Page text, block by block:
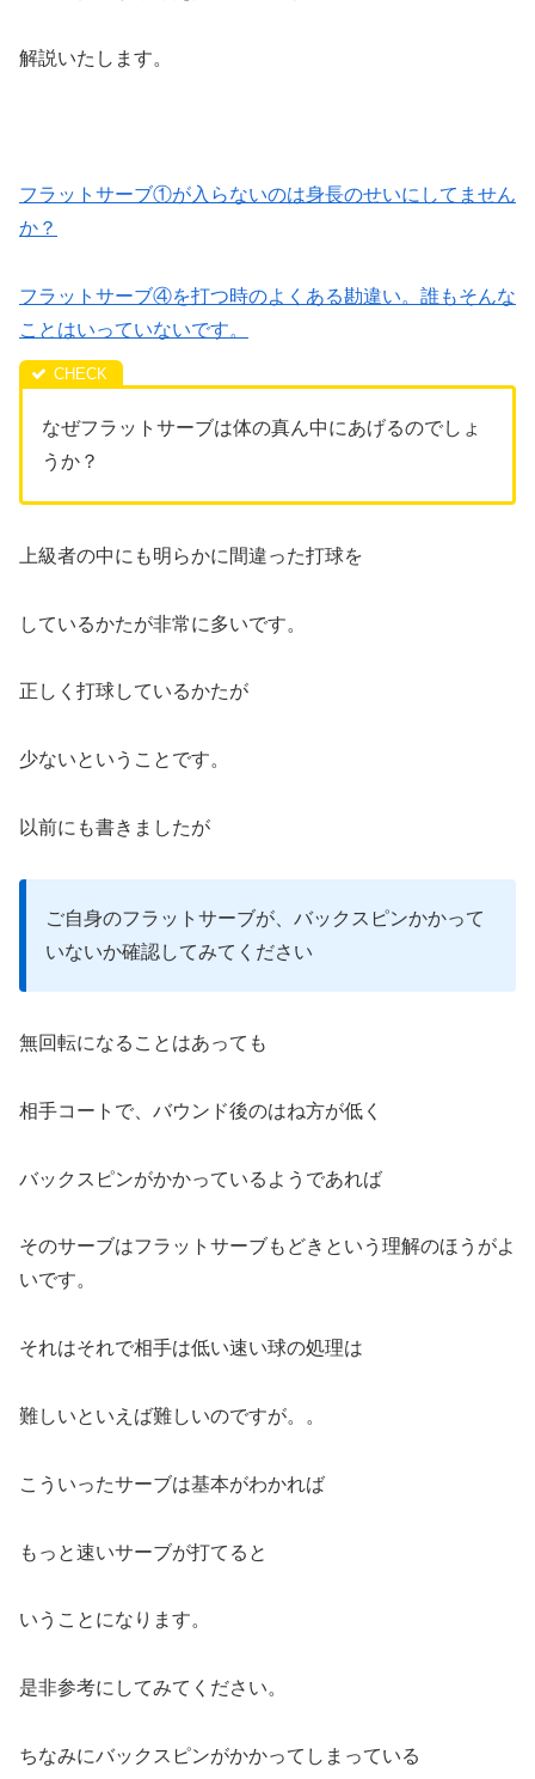
解説いたします。
フラットサーブ①が入らないのは身長のせいにしてません
か？
フラットサーブ④を打つ時のよくある勘違い。誰もそんな
ことはいっていないです。
なぜフラットサーブは体の真ん中にあげるのでしょ
うか？
上級者の中にも明らかに間違った打球を
しているかたが非常に多いです。
正しく打球しているかたが
少ないということです。
以前にも書きましたが
ご自身のフラットサーブが、バックスピンかかって
いないか確認してみてください
無回転になることはあっても
相手コートで、バウンド後のはね方が低く
バックスピンがかかっているようであれば
そのサーブはフラットサーブもどきという理解のほうがよ
いです。
それはそれで相手は低い速い球の処理は
難しいといえば難しいのですが。。
こういったサーブは基本がわかれば
もっと速いサーブが打てると
いうことになります。
是非参考にしてみてください。
ちなみにバックスピンがかかってしまっている